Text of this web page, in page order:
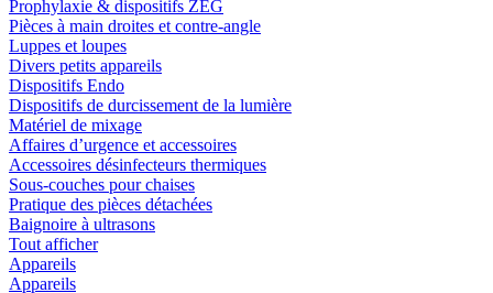
Prophylaxie & dispositifs ZEG
Pièces à main droites et contre-angle
Luppes et loupes
Divers petits appareils
Dispositifs Endo
Dispositifs de durcissement de la lumière
Matériel de mixage
Affaires d’urgence et accessoires
Accessoires désinfecteurs thermiques
Sous-couches pour chaises
Pratique des pièces détachées
Baignoire à ultrasons
Tout afficher
Appareils
Appareils